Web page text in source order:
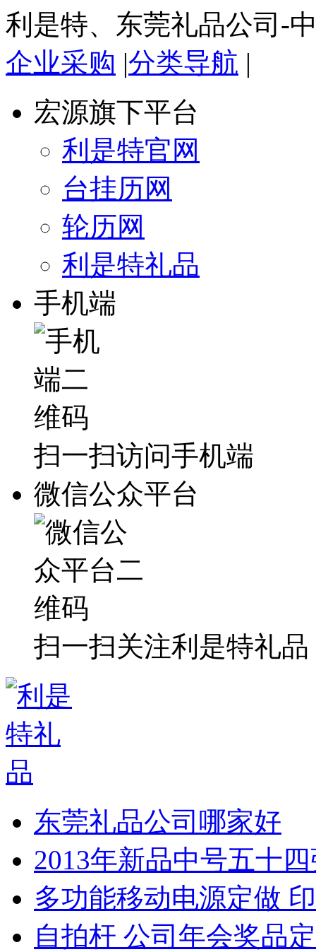
利是特、东莞礼品公司-
企业采购 |分类导航 |
宏源旗下平台
利是特官网
台挂历网
轮历网
利是特礼品
手机端
扫一扫访问手机端
微信公众平台
扫一扫关注利是特礼品
东莞礼品公司哪家好
2013年新品中号五十
多功能移动电源定做
自拍杆 公司年会奖品